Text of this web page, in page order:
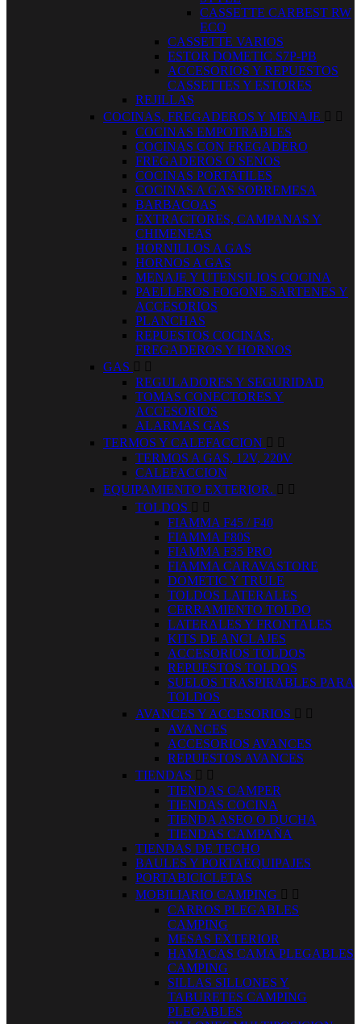
CASSETTE CARBEST RW
ECO
CASSETTE VARIOS
ESTOR DOMETIC S7P-PB
ACCESORIOS Y REPUESTOS
CASSETTES Y ESTORES
REJILLAS
COCINAS, FREGADEROS Y MENAJE  
COCINAS EMPOTRABLES
COCINAS CON FREGADERO
FREGADEROS O SENOS
COCINAS PORTATILES
COCINAS A GAS SOBREMESA
BARBACOAS
EXTRACTORES, CAMPANAS Y
CHIMENEAS
HORNILLOS A GAS
HORNOS A GAS
MENAJE Y UTENSILIOS COCINA
PAELLEROS FOGONE SARTENES Y
ACCESORIOS
PLANCHAS
REPUESTOS COCINAS,
FREGADEROS Y HORNOS
GAS  
REGULADORES Y SEGURIDAD
TOMAS CONECTORES Y
ACCESORIOS
ALARMAS GAS
TERMOS Y CALEFACCION  
TERMOS A GAS, 12V, 220V
CALEFACCION
EQUIPAMIENTO EXTERIOR.  
TOLDOS  
FIAMMA F45 / F40
FIAMMA F80S
FIAMMA F35 PRO
FIAMMA CARAVASTORE
DOMETIC Y TRULE
TOLDOS LATERALES
CERRAMIENTO TOLDO
LATERALES Y FRONTALES
KITS DE ANCLAJES
ACCESORIOS TOLDOS
REPUESTOS TOLDOS
SUELOS TRASPIRABLES PARA
TOLDOS
AVANCES Y ACCESORIOS  
AVANCES
ACCESORIOS AVANCES
REPUESTOS AVANCES
TIENDAS  
TIENDAS CAMPER
TIENDAS COCINA
TIENDA ASEO O DUCHA
TIENDAS CAMPAÑA
TIENDAS DE TECHO
BAULES Y PORTAEQUIPAJES
PORTABICICLETAS
MOBILIARIO CAMPING  
CARROS PLEGABLES
CAMPING
MESAS EXTERIOR
HAMACAS CAMA PLEGABLES
CAMPING
SILLAS SILLONES Y
TABURETES CAMPING
PLEGABLES